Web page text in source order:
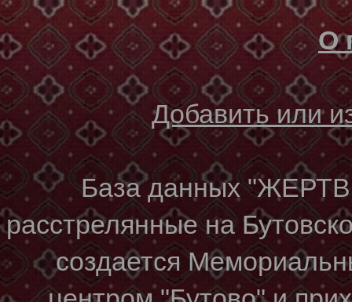
О
Добавить или
База данных
расстрелянные на
создается